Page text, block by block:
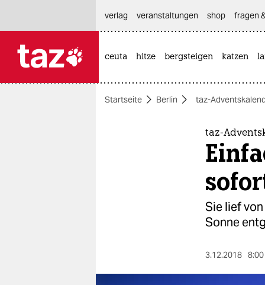
themen
verlag
veranstaltungen shop fragen
ceuta hitze bergsteigen katzen
Startseite Berlin taz-
taz-
Sie lief
Sonne
3.12.2018